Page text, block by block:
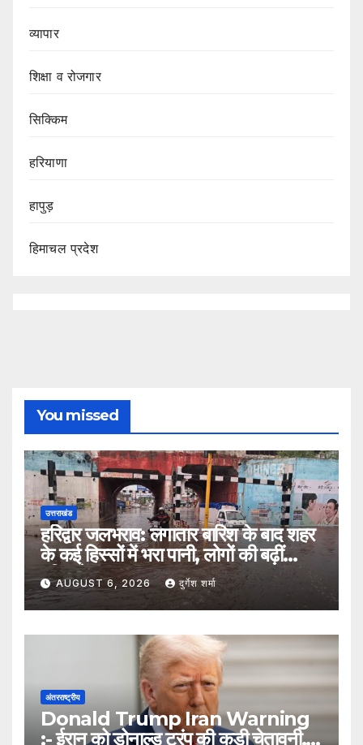
व्यापार
शिक्षा व रोजगार
सिक्किम
हरियाणा
हापुड़
हिमाचल प्रदेश
You missed
उत्तराखंड
हरिद्वार जलभराव: लगातार बारिश के बाद शहर
के कई हिस्सों में भरा पानी, लोगों की बढ़ीं
मुश्किलें
AUGUST 6, 2026 दुर्गेश शर्मा
अंतरराष्ट्रीय
Donald Trump Iran Warning
:- ईरान को डोनाल्ड ट्रंप की कड़ी चेतावनी,